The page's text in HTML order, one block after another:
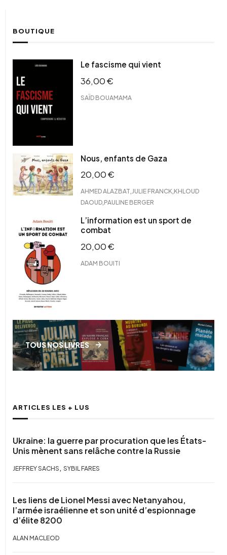
BOUTIQUE
Le fascisme qui vient
36,00€
SAÏD BOUAMAMA
Nous, enfants de Gaza
20,00€
AHMED ALAZBAT,JULIE FRANCK,KHLOUD
DAOUD,PAULINE BERGER
L’information est un sport de
combat
20,00€
ADAM BOUITI
TOUS NOS LIVRES
ARTICLES LES + LUS
Ukraine: la guerre par procuration que les États-
Unis mènent sans relâche contre la Russie
JEFFREY SACHS , SYBIL FARES
Les liens de Lionel Messi avec Netanyahou,
l’armée israélienne et son unité d’espionnage
d’élite 8200
ALAN MACLEOD